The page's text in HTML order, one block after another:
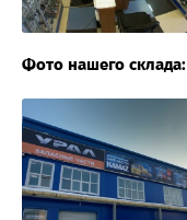
Фото нашего склада: